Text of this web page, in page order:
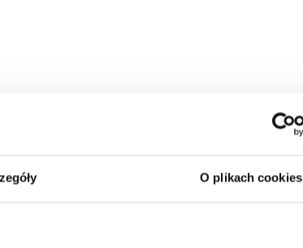
O plikach cookies